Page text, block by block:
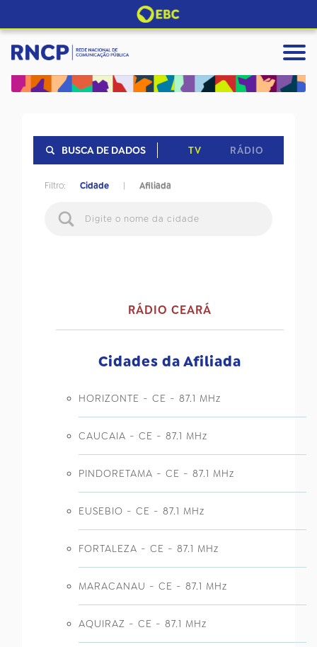
RÁDIO CEARÁ
Cidades da Afiliada
HORIZONTE - CE - 87.1 MHz
CAUCAIA - CE - 87.1 MHz
PINDORETAMA - CE - 87.1 MHz
EUSEBIO - CE - 87.1 MHz
FORTALEZA - CE - 87.1 MHz
MARACANAU - CE - 87.1 MHz
AQUIRAZ - CE - 87.1 MHz
BUSCA DE DADOS TV RÁDIO
Filtro: Cidade | Afiliada